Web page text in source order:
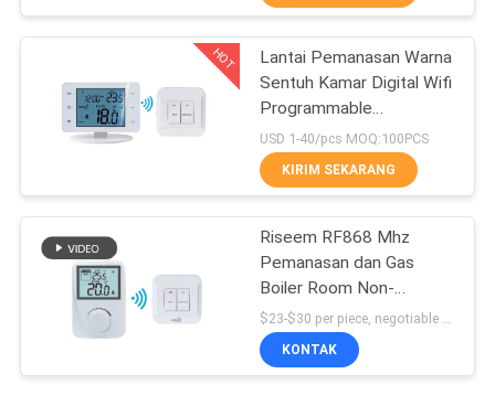
SITEMAP
PRIVACY
POLICY
HVAC termostat
termostat pompa
panas
110
HOT
Lantai Pemanasan Warna
Sentuh Kamar Digital Wifi
Programmable
Thermostat
USD 1-40/pcs MOQ:100PCS
KIRIM SEKARANG
Riseem RF868 Mhz
Pemanasan dan Gas
Boiler Room Non-
diprogram RF Wireless
Thermostat / Wireless
Digital Room Thermostat
KONTAK